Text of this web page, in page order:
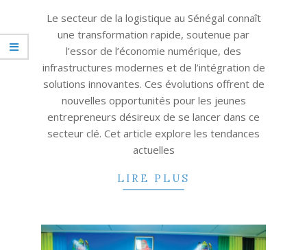
Le secteur de la logistique au Sénégal connaît
une transformation rapide, soutenue par
l’essor de l’économie numérique, des
infrastructures modernes et de l’intégration de
solutions innovantes. Ces évolutions offrent de
nouvelles opportunités pour les jeunes
entrepreneurs désireux de se lancer dans ce
secteur clé. Cet article explore les tendances
actuelles
LIRE PLUS